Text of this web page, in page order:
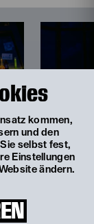
kommen,
und den
selbst fest,
Einstellungen
ändern.